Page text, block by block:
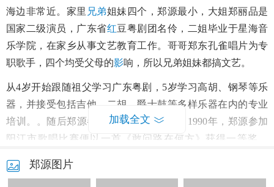
海边非常近。家里 兄弟姐妹四个，郑源最小，大姐郑丽品是
国家二级演员，广东省红豆粤剧团名伶，二姐毕业于星海音
乐学院，在家乡从事文艺教育工作。哥哥郑东孔雀唱片为专
职歌手，四个均受父母的影响，所以兄弟姐妹都搞文艺。
从4岁开始跟随祖父学习广东粤剧，5岁学习高胡、钢琴等乐
器，并接受包括吉他、二胡、爵士鼓等多样乐器在内的专业
培训。。随后郑源参加一系列歌唱比赛，1990年，郑源参加
阳江市歌唱比赛便以一首《敢问路在何方》获得一等奖，
年在阳江市歌唱比赛中《祝你一路顺风》获得潜质奖，1994
加载全文
郑源图片